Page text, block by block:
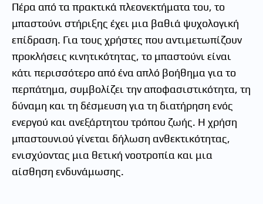
Πέρα από τα πρακτικά πλεονεκτήματα του, το
μπαστούνι στήριξης έχει μια βαθιά ψυχολογική
επίδραση. Για τους χρήστες που αντιμετωπίζουν
προκλήσεις κινητικότητας, το μπαστούνι είναι
κάτι περισσότερο από ένα απλό βοήθημα για το
περπάτημα, συμβολίζει την αποφασιστικότητα, τη
δύναμη και τη δέσμευση για τη διατήρηση ενός
ενεργού και ανεξάρτητου τρόπου ζωής. Η χρήση
μπαστουνιού γίνεται δήλωση ανθεκτικότητας,
ενισχύοντας μια θετική νοοτροπία και μια
αίσθηση ενδυνάμωσης.